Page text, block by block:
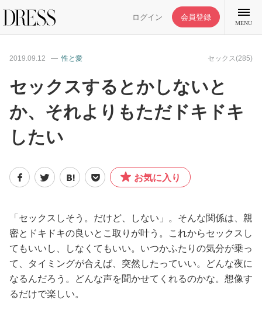
ログイン 会員登録
MENU
特集記事
DRESS部活
ライフスタイル
ファッション
恋愛/結婚/離婚
美容/健康
2019.09.12 性と愛 セックス(285)
セックスするとかしないと
か、それよりもただドキドキ
したい
お気に入り
「セックスしそう。だけど、しない」。そんな関係は、親
密とドキドキの良いとこ取りが叶う。これからセックスし
てもいいし、しなくてもいい。いつかふたりの気分が乗っ
て、タイミングが合えば、突然したっていい。どんな夜に
なるんだろう。どんな声を聞かせてくれるのかな。想像す
るだけで楽しい。